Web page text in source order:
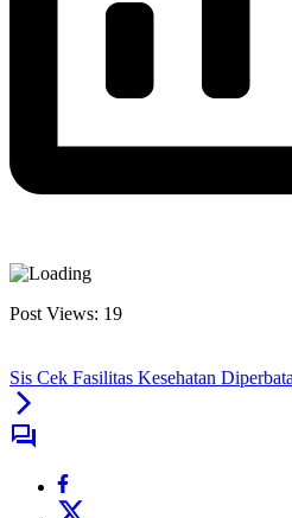
Post Views: 19
Sis Cek Fasilitas Kesehatan